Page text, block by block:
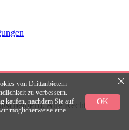
Alle Rechte
von Drittanbietern
zu verbessern.
kaufen, nachdem Sie auf
möglicherweise eine
OK